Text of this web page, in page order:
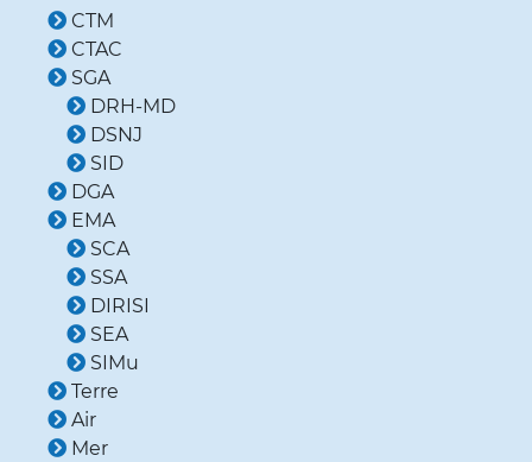
CTM
CTAC
SGA
DRH-MD
DSNJ
SID
DGA
EMA
SCA
SSA
DIRISI
SEA
SIMu
Terre
Air
Mer